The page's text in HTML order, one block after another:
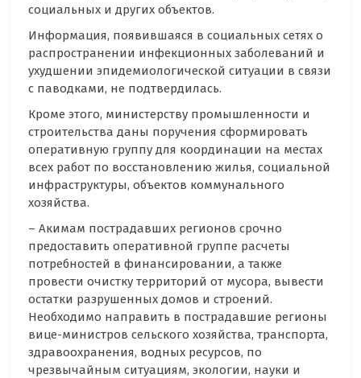
социальных и других объектов.
Информация, появившаяся в социальных сетях о
распространении инфекционных заболеваний и
ухудшении эпидемиологической ситуации в связи
с паводками, не подтвердилась.
Кроме этого, министерству промышленности и
строительства даны поручения сформировать
оперативную группу для координации на местах
всех работ по восстановлению жилья, социальной
инфраструктуры, объектов коммунального
хозяйства.
– Акимам пострадавших регионов срочно
предоставить оперативной группе расчеты
потребностей в финансировании, а также
провести очистку территорий от мусора, вывести
остатки разрушенных домов и строений.
Необходимо направить в пострадавшие регионы
вице-министров сельского хозяйства, транспорта,
здравоохранения, водных ресурсов, по
чрезвычайным ситуациям, экологии, науки и